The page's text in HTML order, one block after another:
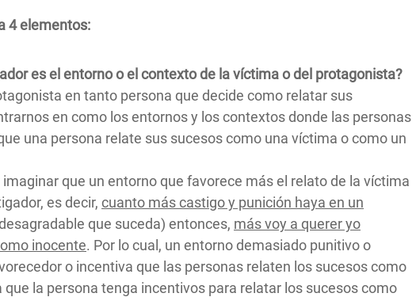
4 elementos:
es el entorno o el contexto de la víctima o del protagonista?
en tanto persona que decide como relatar sus
en como los entornos y los contextos donde las personas
una persona relate sus sucesos como una víctima o como un
que un entorno que favorece más el relato de la víctima
es decir, cuanto más castigo y punición haya en un
que suceda) entonces, más voy a querer yo
inocente. Por lo cual, un entorno demasiado punitivo o
o incentiva que las personas relaten los sucesos como
que la persona tenga incentivos para relatar los sucesos como